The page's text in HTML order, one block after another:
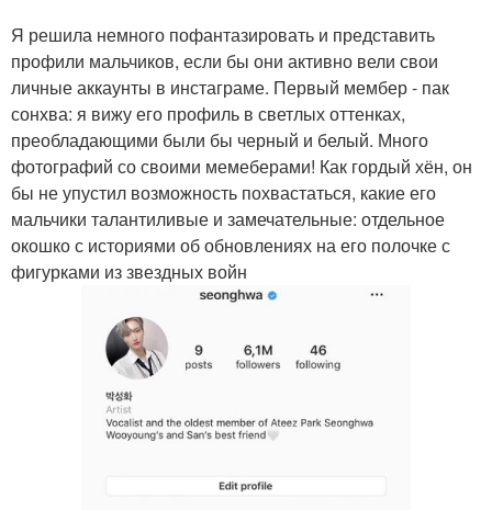
Я решила немного пофантазировать и представить
профили мальчиков, если бы они активно вели свои
личные аккаунты в инстаграме. Первый мембер - пак
сонхва: я вижу его профиль в светлых оттенках,
преобладающими были бы черный и белый. Много
фотографий со своими мемеберами! Как гордый хён, он
бы не упустил возможность похвастаться, какие его
мальчики талантиливые и замечательные: отдельное
окошко с историями об обновлениях на его полочке с
фигурками из звездных войн